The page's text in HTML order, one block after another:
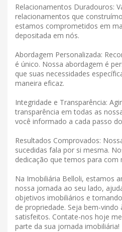
Relacionamentos Duradouros:
relacionamentos que
estamos comprometidos em
depositada em nós.
Abordagem Personalizada:
é único. Nossa abordagem é
que suas necessidades
maneira eficaz.
Integridade e Transparência:
transparência em todas as
você informado a cada passo
Resultados Comprovados:
sucedidas fala por si mesma.
dedicação que temos para com
Na Imobiliária Belloli, estamos
nossa jornada ao seu lado,
objetivos imobiliários e
de propriedade. Seja bem-
satisfeitos. Contate-nos hoje
parte da sua jornada imobiliária!